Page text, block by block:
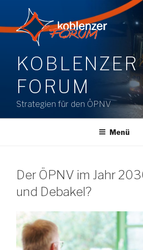
springen
KOBLENZER
FORUM
Strategien für den ÖPNV
Menü
Der ÖPNV im Jahr
und Debakel?